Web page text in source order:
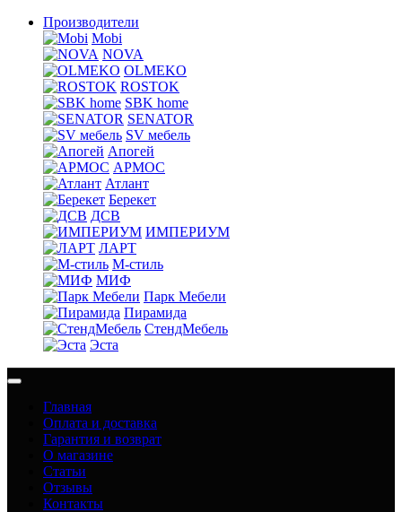
Производители
Mobi
NOVA
OLMEKO
ROSTOK
SBK home
SENATOR
SV мебель
Апогей
АРМОС
Атлант
Берекет
ДСВ
ИМПЕРИУМ
ЛАРТ
М-стиль
МИФ
Парк Мебели
Пирамида
СтендМебель
Эста
Главная
Оплата и доставка
Гарантия и возврат
О магазине
Статьи
Отзывы
Контакты